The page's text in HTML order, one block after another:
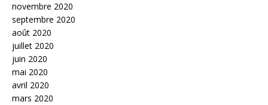
novembre 2020
septembre 2020
août 2020
juillet 2020
juin 2020
mai 2020
avril 2020
mars 2020